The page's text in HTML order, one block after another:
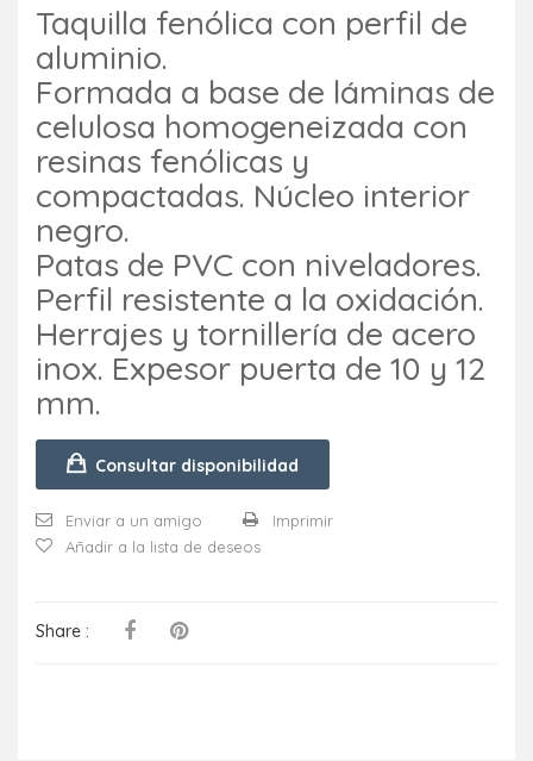
Taquilla fenólica con perfil de
aluminio.
Formada a base de láminas de
celulosa homogeneizada con
resinas fenólicas y
compactadas. Núcleo interior
negro.
Patas de PVC con niveladores.
Perfil resistente a la oxidación.
Herrajes y tornillería de acero
inox. Expesor puerta de 10 y 12
mm.
Consultar disponibilidad
Enviar a un amigo
Imprimir
Añadir a la lista de deseos
Share :